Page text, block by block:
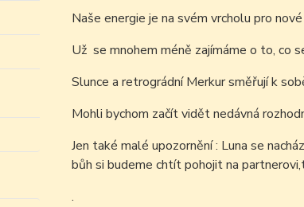
Naše energie je na svém vrcholu pro
Už se mnohem méně zajímáme o to, co
Slunce a retrográdní Merkur směřují k
Mohli bychom začít vidět nedávná
Jen také malé upozornění : Luna se
bůh si budeme chtít pohojit na
.